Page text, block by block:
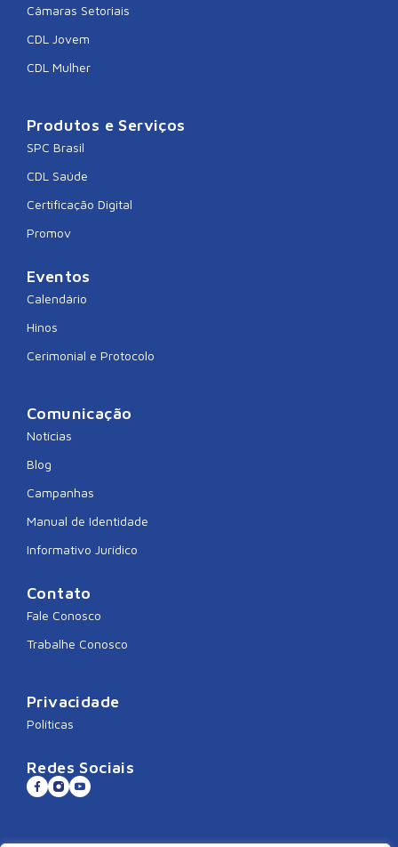
Câmaras Setoriais
CDL Jovem
CDL Mulher
Produtos e Serviços
SPC Brasil
CDL Saúde
Certificação Digital
Promov
Eventos
Calendário
Hinos
Cerimonial e Protocolo
Comunicação
Notícias
Blog
Campanhas
Manual de Identidade
Informativo Jurídico
Contato
Fale Conosco
Trabalhe Conosco
Privacidade
Políticas
Redes Sociais